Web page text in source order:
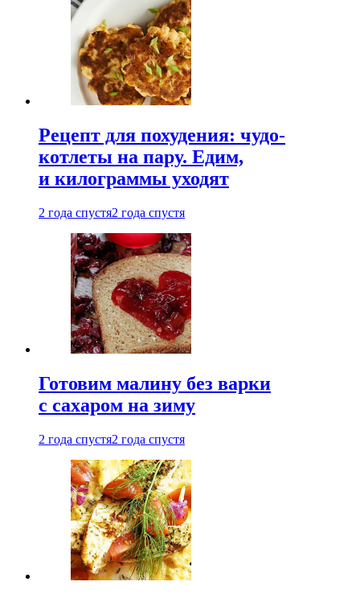
Рецепт для похудения: чудо-
котлеты на пару. Едим,
и килограммы уходят
2 года спустя2 года спустя
Готовим малину без варки
с сахаром на зиму
2 года спустя2 года спустя